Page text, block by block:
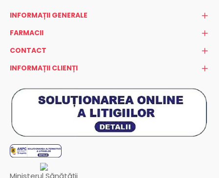
INFORMAȚII GENERALE
FARMACII
CONTACT
INFORMAȚII CLIENȚI
Ministerul Sănătății